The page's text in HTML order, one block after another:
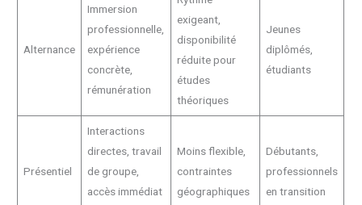
Alternance
Immersion
professionnelle,
expérience
concrète,
rémunération
exigeant,
disponibilité
réduite pour
études
théoriques
Jeunes
diplômés,
étudiants
Présentiel
Interactions
directes, travail
de groupe,
accès immédiat
Moins flexible,
contraintes
géographiques
Débutants,
professionnels
en transition